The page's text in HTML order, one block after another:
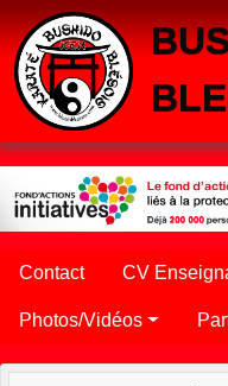
Contact CV
Photos/Vidéos
Panneau de gestion des